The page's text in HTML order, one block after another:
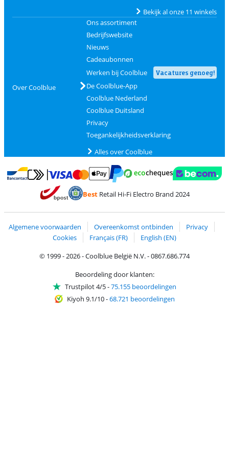
Bekijk al onze 11 winkels
Over Coolblue
Ons assortiment
Bedrijfswebsite
Nieuws
Cadeaubonnen
Werken bij Coolblue
Vacatures genoeg!
De Coolblue-App
Coolblue Nederland
Coolblue Duitsland
Privacy
Toegankelijkheidsverklaring
Alles over Coolblue
Betalen met Bancontact
Betalen met MasterCard en Visa via ClickToPay
Betalen met PayPal
BestRetail Hi-Fi Electro Brand 2024
Algemene voorwaarden Overeenkomst ontbinden
Privacy
Cookies
Français (FR)
English (EN)
© 1999 - 2026 - Coolblue België N.V. - 0867.686.774
Beoordeling door klanten:
Trustpilot 4/5-75.155 beoordelingen
Kiyoh 9.1/10-68.721 beoordelingen